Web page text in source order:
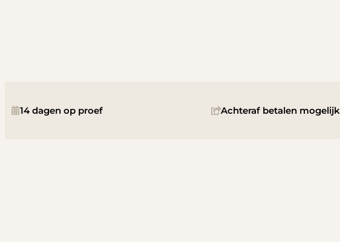
14 dagen op proef Achteraf betalen mogelijk